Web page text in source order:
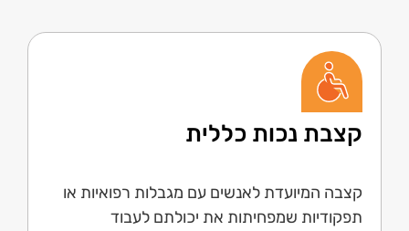
קצבת נכות כללית
קצבה המיועדת לאנשים עם מגבלות רפואיות או
תפקודיות שמפחיתות את יכולתם לעבוד